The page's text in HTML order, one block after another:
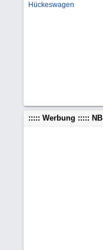
Hückeswagen
::::: Werbung ::::: NB